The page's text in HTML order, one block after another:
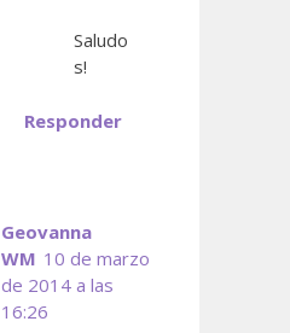
Saludo
s!
Responder
Geovanna
WM 10 de marzo
de 2014 a las
16:26